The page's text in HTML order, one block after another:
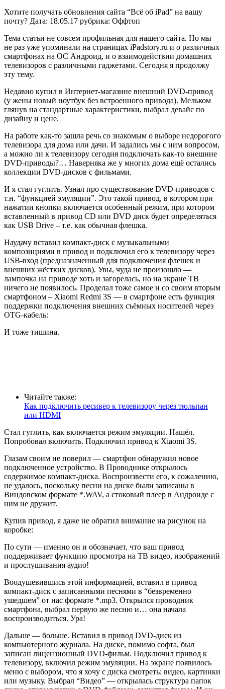
Хотите получать обновления сайта “Всё об iPad” на вашу
почту? Дата: 18.05.17 рубрика: Оффтоп
Тема статьи не совсем профильная для нашего сайта. Но мы
не раз уже упоминали на страницах iPadstory.ru и о различных
смартфонах на ОС Андроид, и о взаимодействии домашних
телевизоров с различными гаджетами. Сегодня я продолжу
эту тему.
Недавно купил в Интернет-магазине внешний DVD-привод
(у жены новый ноутбук без встроенного привода). Мельком
глянув на стандартные характеристики, выбрал девайс по
дизайну и цене.
На работе как-то зашла речь со знакомым о выборе недорогого
телевизора для дома или дачи. И задались мы с ним вопросом,
а можно ли к телевизору сегодня подключать как-то внешние
DVD-приводы?… Наверняка же у многих дома ещё остались
коллекции DVD-дисков с фильмами.
И я стал гуглить. Узнал про существование DVD-приводов с
т.н. “функцией эмуляции”. Это такой привод, в котором при
нажатии кнопки включается особенный режим, при котором
вставленный в привод CD или DVD диск будет определяться
как USB Drive – т.е. как обычная флешка.
Наудачу вставил компакт-диск с музыкальными
композициями в привод и подключил его к телевизору через
USB-вход (предназначенный для подключения флешек и
внешних жёстких дисков). Увы, чуда не произошло —
лампочка на приводе хоть и загорелась, но на экране ТВ
ничего не появилось. Проделал тоже самое и со своим вторым
смартфоном – Xiaomi Redmi 3S — в смартфоне есть функция
поддержки подключения внешних съёмных носителей через
OTG-кабель:
И тоже тишина.
Читайте также:
Как подключить ресивер к телевизору через тюльпан
или HDMI
Стал гуглить, как включается режим эмуляции. Нашёл.
Попробовал включить. Подключил привод к Xiaomi 3S.
Глазам своим не поверил — смартфон обнаружил новое
подключенное устройство. В Проводнике открылось
содержимое компакт-диска. Воспроизвести его, к сожалению,
не удалось, поскольку песни на диске были записаны в
Виндовском формате *.WAV, а стоковый плеер в Андроиде с
ним не дружит.
Купив привод, я даже не обратил внимание на рисунок на
коробке:
По сути — именно он и обозначает, что ваш привод
поддерживает функцию просмотра на ТВ видео, изображений
и прослушивания аудио!
Воодушевившись этой информацией, вставил в привод
компакт-диск с записанными песнями в “безвременно
ушедшем” от нас формате *.mp3. Открылся проводник
смартфона, выбрал первую же песню и… она начала
воспроизводиться. Ура!
Дальше — больше. Вставил в привод DVD-диск из
компьютерного журнала. На диске, помимо софта, был
записан лицензионный DVD-фильм. Подключил привод к
телевизору, включил режим эмуляции. На экране появилось
меню с выбором, что я хочу с диска смотреть: видео, картинки
или музыку. Выбрал “Видео” — открылась структура папок